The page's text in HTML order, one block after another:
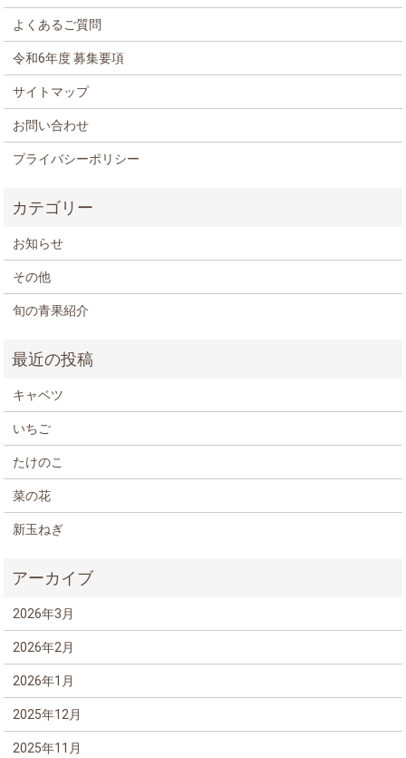
よくあるご質問
令和6年度 募集要項
サイトマップ
お問い合わせ
プライバシーポリシー
お知らせ
その他
旬の青果紹介
キャベツ
いちご
たけのこ
菜の花
新玉ねぎ
2026年3月
2026年2月
2026年1月
2025年12月
2025年11月